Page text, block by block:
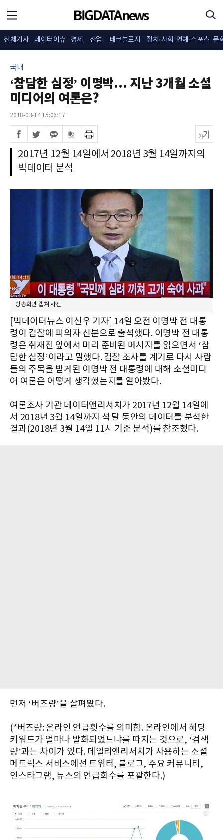
전체기사 데이터이슈 경제 산업 테크놀로지 정치·사회 연예·스포츠 문
국내
‘참담한 심정’ 이명박... 지난 3개월 소셜
미디어의 여론은?
2018-03-14 15:06:17
2017년 12월 14일에서 2018년 3월 14일까지의
빅데이터 분석
방송화면 캡쳐 사진
[빅데이터뉴스 이신우 기자] 14일 오전 이명박 전 대통
령이 검찰에 피의자 신분으로 출석했다. 이명박 전 대통
령은 취재진 앞에서 미리 준비된 메시지를 읽으면서 ‘참
담한 심정’이라고 말했다. 검찰 조사를 계기로 다시 사람
들의 주목을 받게된 이명박 전 대통령에 대해 소셜미디
어 여론은 어떻게 생각했는지를 알아봤다.
여론조사 기관 데이터앤리서치가 2017년 12월 14일에
서 2018년 3월 14일까지 석 달 동안의 데이터를 분석한
결과(2018년 3월 14일 11시 기준 분석)를 참조했다.
먼저 ‘버즈량’을 살펴봤다.
(*버즈량: 온라인 언급횟수를 의미함. 온라인에서 해당
키워드가 얼마나 발화되었느냐를 따지는 것으로, ‘검색
량’과는 차이가 있다. 데일리앤리서치가 사용하는 소셜
메트릭스 서비스에선 트위터, 블로그, 주요 커뮤니티,
인스타그램, 뉴스의 언급회수를 포괄한다.)